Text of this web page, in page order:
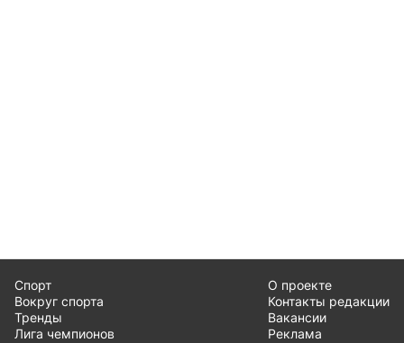
Спорт
Вокруг спорта
Тренды
Лига чемпионов
О проекте
Контакты редакции
Вакансии
Реклама